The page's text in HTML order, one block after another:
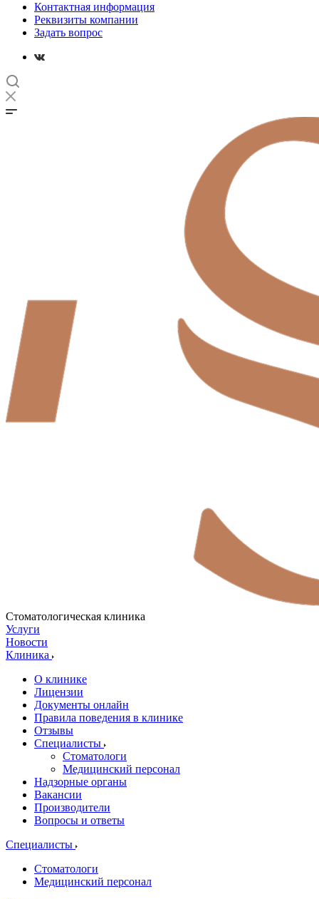
Контактная информация
Реквизиты компании
Задать вопрос
Стоматологическая клиника
Услуги
Новости
Клиника
О клинике
Лицензии
Документы онлайн
Правила поведения в клинике
Отзывы
Специалисты
Стоматологи
Медицинский персонал
Надзорные органы
Вакансии
Производители
Вопросы и ответы
Специалисты
Стоматологи
Медицинский персонал